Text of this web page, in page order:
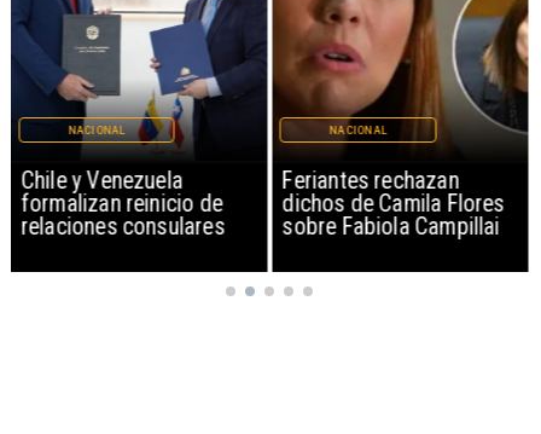
Chile y Venezuela
formalizan reinicio de
relaciones consulares
NACIONAL
Feriantes rechazan
dichos de Camila Flores
sobre Fabiola Campillai
NACIONAL